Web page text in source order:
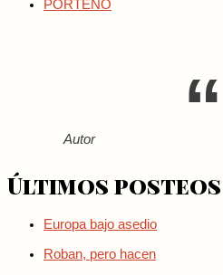
PORTEÑO
Autor
Últimos posteos
Europa bajo asedio
Roban, pero hacen